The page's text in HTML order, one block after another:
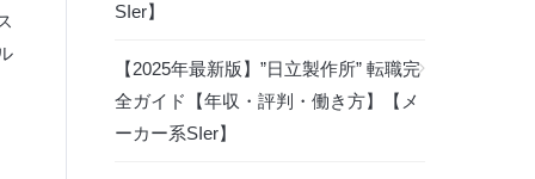
SIer】
【2025年最新版】”日立製作所” 転職完
全ガイド【年収・評判・働き方】【メ
ーカー系SIer】